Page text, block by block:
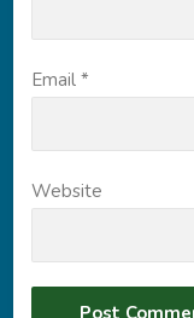
Email*
Website